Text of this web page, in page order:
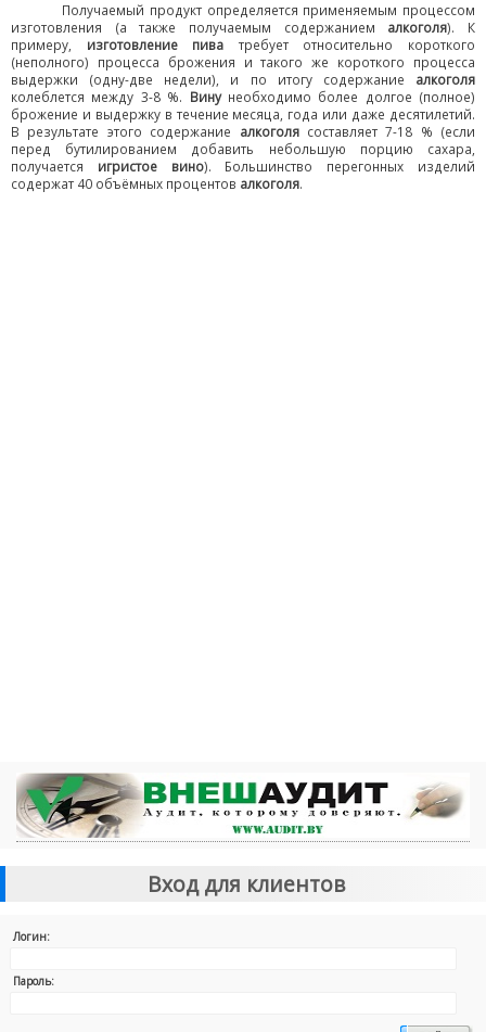
Получаемый продукт определяется применяемым процессом
изготовления (а также получаемым содержанием алкоголя). К
примеру, изготовление пива требует относительно короткого
(неполного) процесса брожения и такого же короткого процесса
выдержки (одну-две недели), и по итогу содержание алкоголя
колеблется между 3-8 %. Винунеобходимо более долгое (полное)
брожение и выдержку в течение месяца, года или даже десятилетий.
В результате этого содержание алкоголясоставляет 7-18 % (если
перед бутилированием добавить небольшую порцию сахара,
получается игристое вино). Большинство перегонных изделий
содержат 40 объёмных процентов алкоголя.
Вход для клиентов
Логин:
Пароль: